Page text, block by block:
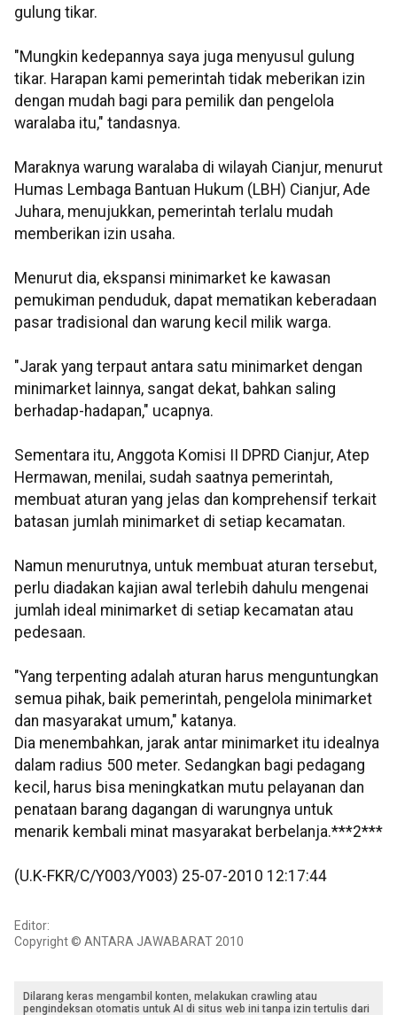
gulung tikar.
"Mungkin kedepannya saya juga menyusul gulung
tikar. Harapan kami pemerintah tidak meberikan izin
dengan mudah bagi para pemilik dan pengelola
waralaba itu," tandasnya.
Maraknya warung waralaba di wilayah Cianjur, menurut
Humas Lembaga Bantuan Hukum (LBH) Cianjur, Ade
Juhara, menujukkan, pemerintah terlalu mudah
memberikan izin usaha.
Menurut dia, ekspansi minimarket ke kawasan
pemukiman penduduk, dapat mematikan keberadaan
pasar tradisional dan warung kecil milik warga.
"Jarak yang terpaut antara satu minimarket dengan
minimarket lainnya, sangat dekat, bahkan saling
berhadap-hadapan," ucapnya.
Sementara itu, Anggota Komisi II DPRD Cianjur, Atep
Hermawan, menilai, sudah saatnya pemerintah,
membuat aturan yang jelas dan komprehensif terkait
batasan jumlah minimarket di setiap kecamatan.
Namun menurutnya, untuk membuat aturan tersebut,
perlu diadakan kajian awal terlebih dahulu mengenai
jumlah ideal minimarket di setiap kecamatan atau
pedesaan.
"Yang terpenting adalah aturan harus menguntungkan
semua pihak, baik pemerintah, pengelola minimarket
dan masyarakat umum," katanya.
Dia menembahkan, jarak antar minimarket itu idealnya
dalam radius 500 meter. Sedangkan bagi pedagang
kecil, harus bisa meningkatkan mutu pelayanan dan
penataan barang dagangan di warungnya untuk
menarik kembali minat masyarakat berbelanja.***2***
(U.K-FKR/C/Y003/Y003) 25-07-2010 12:17:44
Editor:
Copyright © ANTARA JAWABARAT 2010
Dilarang keras mengambil konten, melakukan crawling atau
pengindeksan otomatis untuk AI di situs web ini tanpa izin tertulis dari